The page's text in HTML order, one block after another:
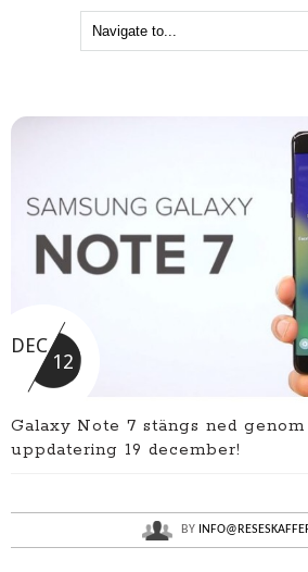
DEC
12
Galaxy Note 7 stängs ned genom
uppdatering 19 december!
BY